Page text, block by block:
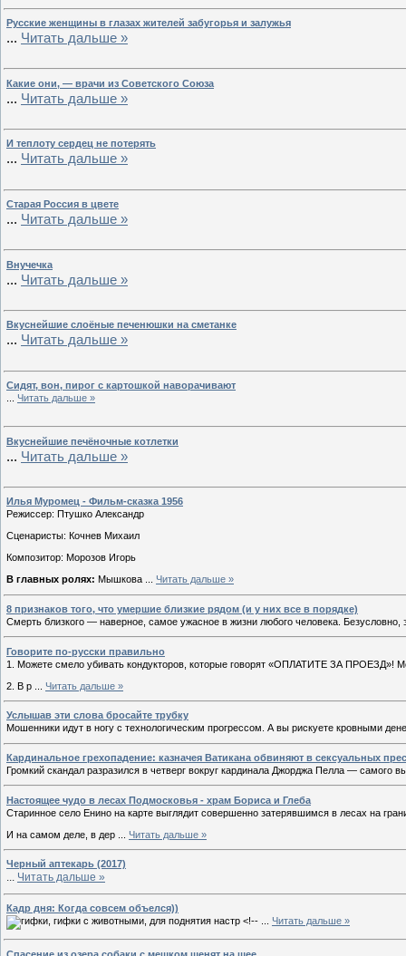
Русские женщины в глазах жителей забугорья и залужья
... Читать дальше »
Какие они, — врачи из Советского Союза
... Читать дальше »
И теплоту сердец не потерять
... Читать дальше »
Старая Россия в цвете
... Читать дальше »
Внучечка
... Читать дальше »
Вкуснейшие слоёные печенюшки на сметанке
... Читать дальше »
Сидят, вон, пирог с картошкой наворачивают
Читать дальше »
Вкуснейшие печёночные котлетки
... Читать дальше »
Илья Муромец - Фильм-сказка 1956
Режиссер: Птушко Александр
Сценаристы: Кочнев Михаил
Композитор: Морозов Игорь
В главных ролях: Мышкова Читать дальше »
8 признаков того, что умершие близкие рядом (и у них все в порядке)
Смерть близкого — наверное, самое ужасное в жизни любого человека.
Говорите по-русски правильно
1. Можете смело убивать кондукторов, которые говорят «ОПЛАТИТЕ ЗА ПРОЕЗД»!
2. В р
Читать дальше »
Услышав эти слова бросайте трубку
Мошенники идут в ногу с технологическим прогрессом. А вы рискуете кровными
Кардинальное грехопадение: казначея Ватикана обвиняют в сексуальных
Громкий скандал разразился в четверг вокруг кардинала Джорджа Пелла — самого
Настоящее чудо в лесах Подмосковья - храм Бориса и Глеба
Старинное село Енино на карте выглядит совершенно затерявшимся в лесах на
И на самом деле, в дер
Читать дальше »
Черный аптекарь (2017)
... Читать дальше »
Кадр дня: Когда совсем объелся))
Читать дальше »
Спасение из озера собаки с мешком щенят на шее